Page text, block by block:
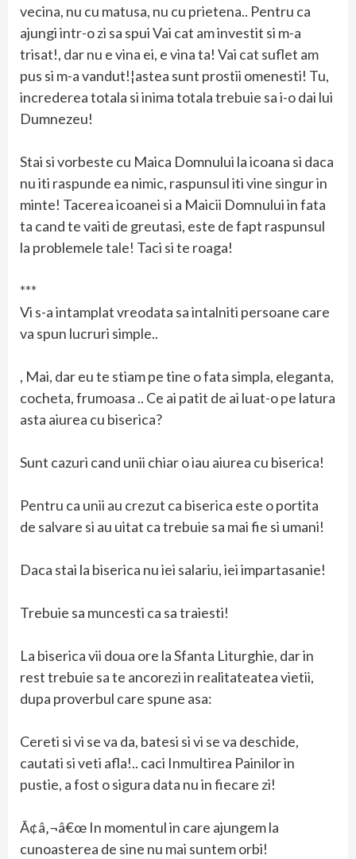
vecina, nu cu matusa, nu cu prietena.. Pentru ca
ajungi intr-o zi sa spui Vai cat am investit si m-a
trisat!, dar nu e vina ei, e vina ta! Vai cat suflet am
pus si m-a vandut!¦astea sunt prostii omenesti! Tu,
increderea totala si inima totala trebuie sa i-o dai lui
Dumnezeu!
Stai si vorbeste cu Maica Domnului la icoana si daca
nu iti raspunde ea nimic, raspunsul iti vine singur in
minte! Tacerea icoanei si a Maicii Domnului in fata
ta cand te vaiti de greutasi, este de fapt raspunsul
la problemele tale! Taci si te roaga!
***
Vi s-a intamplat vreodata sa intalniti persoane care
va spun lucruri simple..
, Mai, dar eu te stiam pe tine o fata simpla, eleganta,
cocheta, frumoasa .. Ce ai patit de ai luat-o pe latura
asta aiurea cu biserica?
Sunt cazuri cand unii chiar o iau aiurea cu biserica!
Pentru ca unii au crezut ca biserica este o portita
de salvare si au uitat ca trebuie sa mai fie si umani!
Daca stai la biserica nu iei salariu, iei impartasanie!
Trebuie sa muncesti ca sa traiesti!
La biserica vii doua ore la Sfanta Liturghie, dar in
rest trebuie sa te ancorezi in realitateatea vietii,
dupa proverbul care spune asa:
Cereti si vi se va da, batesi si vi se va deschide,
cautati si veti afla!.. caci Inmultirea Painilor in
pustie, a fost o sigura data nu in fiecare zi!
Ã¢â‚¬â€œ In momentul in care ajungem la
cunoasterea de sine nu mai suntem orbi!